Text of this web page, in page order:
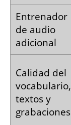
Entrenador
de audio
adicional
Calidad del
vocabulario,
textos y
grabaciones